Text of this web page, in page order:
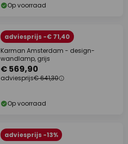
Op voorraad
adviesprijs -€ 71,40
Karman Amsterdam - design-
wandlamp, grijs
€ 569,90
adviesprijs€ 641,30
Op voorraad
adviesprijs -13%